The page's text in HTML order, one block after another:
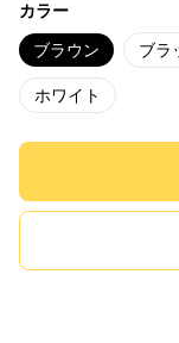
カラー
ブラウン ブラ
ホワイト